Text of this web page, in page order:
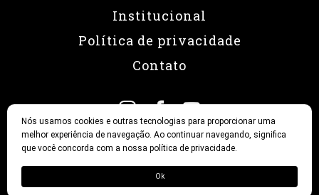
Institucional
Política de privacidade
Contato
Nós usamos cookies e outras tecnologias para proporcionar uma
melhor experiência de navegação. Ao continuar navegando, significa
que você concorda com a nossa política de privacidade.
Ok